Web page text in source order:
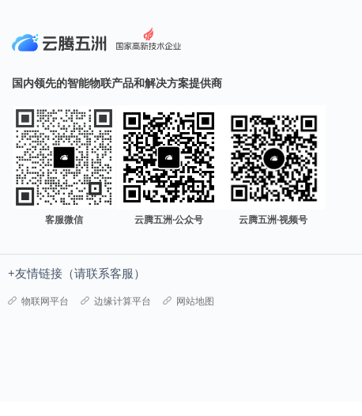
国内领先的智能物联产品和解决方案提供商
客服微信 云腾五洲·公众号 云腾五洲·视频号
+友情链接（请联系客服）
物联网平台 边缘计算平台 网站地图